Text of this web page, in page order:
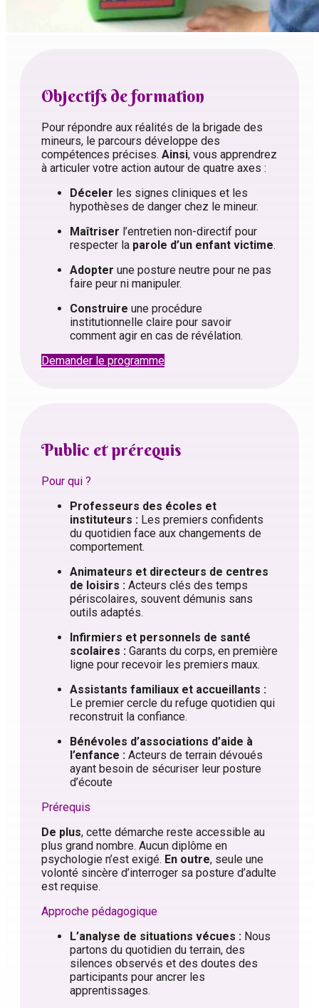
Objectifs de formation
Pour répondre aux réalités de la brigade des
mineurs, le parcours développe des
compétences précises. Ainsi, vous apprendrez
à articuler votre action autour de quatre axes :
Déceler les signes cliniques et les
hypothèses de danger chez le mineur.
Maîtriser l’entretien non-directif pour
respecter la parole d’un enfant victime.
Adopter une posture neutre pour ne pas
faire peur ni manipuler.
Construire une procédure
institutionnelle claire pour savoir
comment agir en cas de révélation.
Demander le programme
Public et prérequis
Pour qui ?
Professeurs des écoles et
instituteurs : Les premiers confidents
du quotidien face aux changements de
comportement.
Animateurs et directeurs de centres
de loisirs : Acteurs clés des temps
périscolaires, souvent démunis sans
outils adaptés.
Infirmiers et personnels de santé
scolaires : Garants du corps, en première
ligne pour recevoir les premiers maux.
Assistants familiaux et accueillants :
Le premier cercle du refuge quotidien qui
reconstruit la confiance.
Bénévoles d’associations d’aide à
l’enfance : Acteurs de terrain dévoués
ayant besoin de sécuriser leur posture
d’écoute
Prérequis
De plus, cette démarche reste accessible au
plus grand nombre. Aucun diplôme en
psychologie n’est exigé. En outre, seule une
volonté sincère d’interroger sa posture d’adulte
est requise.
Approche pédagogique
L’analyse de situations vécues : Nous
partons du quotidien du terrain, des
silences observés et des doutes des
participants pour ancrer les
apprentissages.